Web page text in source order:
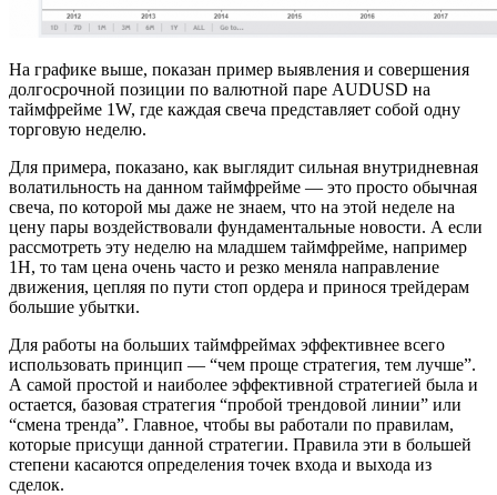
На графике выше, показан пример выявления и совершения
долгосрочной позиции по валютной паре AUDUSD на
таймфрейме 1W, где каждая свеча представляет собой одну
торговую неделю.
Для примера, показано, как выглядит сильная внутридневная
волатильность на данном таймфрейме — это просто обычная
свеча, по которой мы даже не знаем, что на этой неделе на
цену пары воздействовали фундаментальные новости. А если
рассмотреть эту неделю на младшем таймфрейме, например
1Н, то там цена очень часто и резко меняла направление
движения, цепляя по пути стоп ордера и принося трейдерам
большие убытки.
Для работы на больших таймфреймах эффективнее всего
использовать принцип — “чем проще стратегия, тем лучше”.
А самой простой и наиболее эффективной стратегией была и
остается, базовая стратегия “пробой трендовой линии” или
“смена тренда”. Главное, чтобы вы работали по правилам,
которые присущи данной стратегии. Правила эти в большей
степени касаются определения точек входа и выхода из
сделок.